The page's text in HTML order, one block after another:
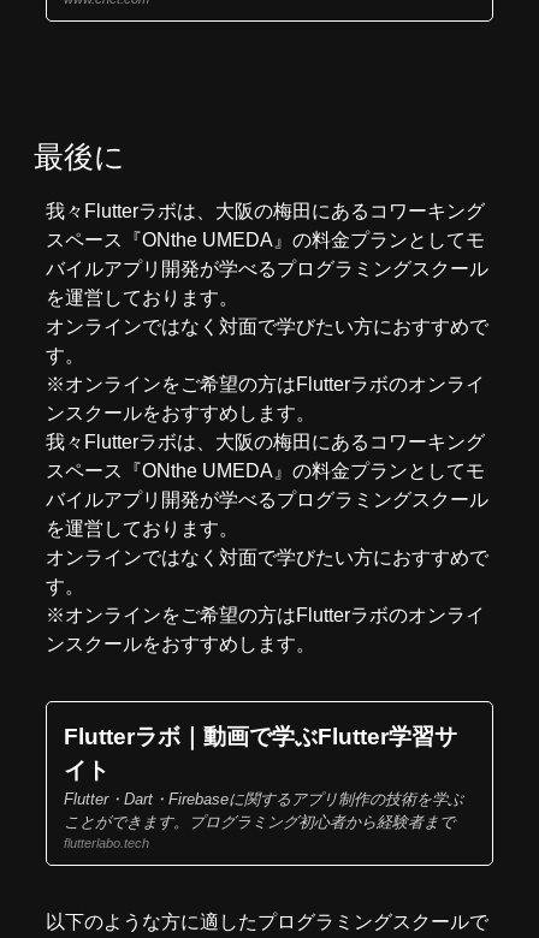
最後に
我々 Flutterラボは、大阪の梅田にあるコワーキング
スペース『ONthe UMEDA 』の料金プランとしてモ
バイルアプリ開発が学べるプログラミングスクール
を運営しております。
オンラインではなく対面で学びたい方におすすめで
す。
※オンラインをご希望の方はFlutterラボのオンライ
ンスクールをおすすめします。
我々 Flutterラボは、大阪の梅田にあるコワーキング
スペース『ONthe UMEDA 』の料金プランとしてモ
バイルアプリ開発が学べるプログラミングスクール
を運営しております。
オンラインではなく対面で学びたい方におすすめで
す。
※オンラインをご希望の方はFlutterラボのオンライ
ンスクールをおすすめします。
Flutterラボ｜動画で学ぶFlutter学習サ
イト
Flutter・Dart・Firebaseに関するアプリ制作の技術を学ぶ
ことができます。プログラミング初心者から経験者まで
flutterlabo.tech
以下のような方に適したプログラミングスクールで